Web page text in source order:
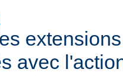
avec